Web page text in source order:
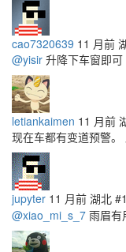
cao7320639 11 月前
@yisir 升降下车窗即可
letiankaimen 11 月前
现在车都有变道预警。
jupyter 11 月前 湖北
@xiao_mi_s_7 雨眉有